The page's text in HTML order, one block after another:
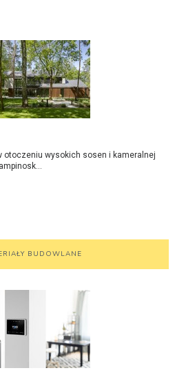
otoczeniu wysokich sosen i kameralnej
BUDOWLANE